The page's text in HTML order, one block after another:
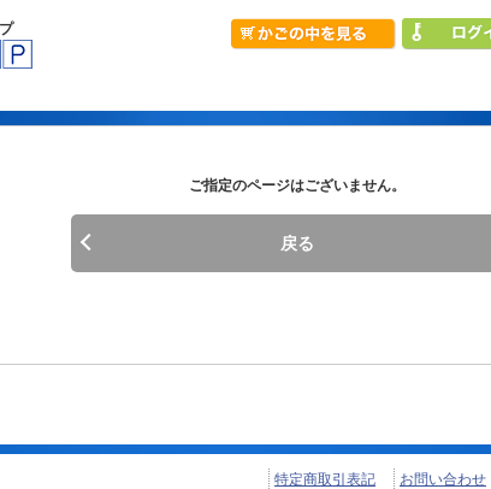
ご指定のページはございません。
戻る
お問い合わせ
特定商取引表記